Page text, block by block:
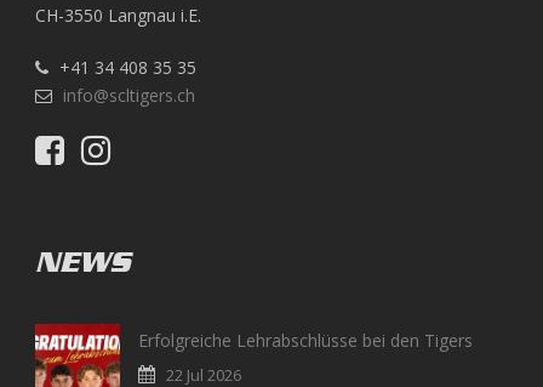
CH-3550 Langnau i.E.
+41 34 408 35 35
info@scltigers.ch
NEWS
Erfolgreiche Lehrabschlüsse bei den Tigers
22 Jul 2026